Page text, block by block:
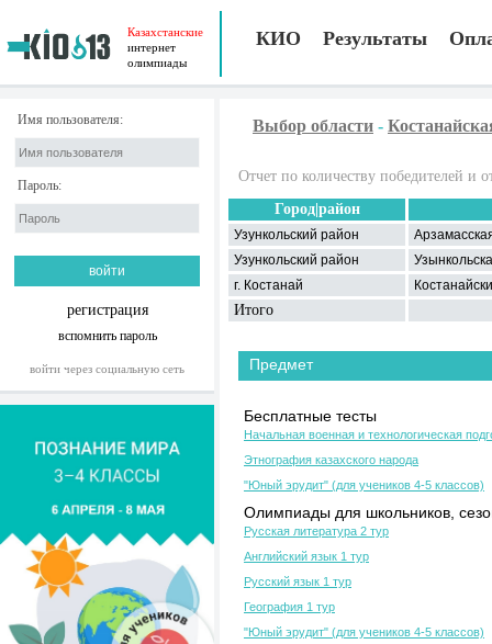
Казахстанские
интернет
олимпиады
КИО Результаты
Имя пользователя:
Пароль:
регистрация
вспомнить пароль
войти через социальную сеть
Выбор области -
Отчет по количеству победителей и
Город|район
Узункольский район
Узункольский район
г. Костанай
Итого
Предмет
Бесплатные тесты
Начальная военная и технологическая
Этнография казахского народа
"Юный эрудит" (для учеников 4-5 классов)
Олимпиады для школьников,
Русская литература 2 тур
Английский язык 1 тур
Русский язык 1 тур
География 1 тур
"Юный эрудит" (для учеников 4-5 классов)